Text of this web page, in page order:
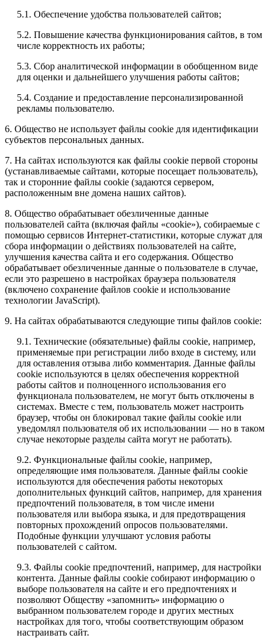
5.1. Обеспечение удобства пользователей сайтов;
5.2. Повышение качества функционирования сайтов, в том
числе корректность их работы;
5.3. Сбор аналитической информации в обобщенном виде
для оценки и дальнейшего улучшения работы сайтов;
5.4. Создание и предоставление персонализированной
рекламы пользователю.
6. Общество не использует файлы cookie для идентификации
субъектов персональных данных.
7. На сайтах используются как файлы cookie первой стороны
(устанавливаемые сайтами, которые посещает пользователь),
так и сторонние файлы cookie (задаются сервером,
расположенным вне домена наших сайтов).
8. Общество обрабатывает обезличенные данные
пользователей сайта (включая файлы «cookie»), собираемые с
помощью сервисов Интернет-статистики, которые служат для
сбора информации о действиях пользователей на сайте,
улучшения качества сайта и его содержания. Общество
обрабатывает обезличенные данные о пользователе в случае,
если это разрешено в настройках браузера пользователя
(включено сохранение файлов cookie и использование
технологии JavaScript).
9. На сайтах обрабатываются следующие типы файлов cookie:
9.1. Технические (обязательные) файлы cookie, например,
применяемые при регистрации либо входе в систему, или
для оставления отзыва либо комментария. Данные файлы
cookie используются в целях обеспечения корректной
работы сайтов и полноценного использования его
функционала пользователем, не могут быть отключены в
системах. Вместе с тем, пользователь может настроить
браузер, чтобы он блокировал такие файлы сookie или
уведомлял пользователя об их использовании — но в таком
случае некоторые разделы сайта могут не работать).
9.2. Функциональные файлы cookie, например,
определяющие имя пользователя. Данные файлы cookie
используются для обеспечения работы некоторых
дополнительных функций сайтов, например, для хранения
предпочтений пользователя, в том числе имени
пользователя или выбора языка, и для предотвращения
повторных прохождений опросов пользователями.
Подобные функции улучшают условия работы
пользователей с сайтом.
9.3. Файлы cookie предпочтений, например, для настройки
контента. Данные файлы cookie собирают информацию о
выборе пользователя на сайте и его предпочтениях и
позволяют Обществу «запомнить» информацию о
выбранном пользователем городе и других местных
настройках для того, чтобы соответствующим образом
настраивать сайт.